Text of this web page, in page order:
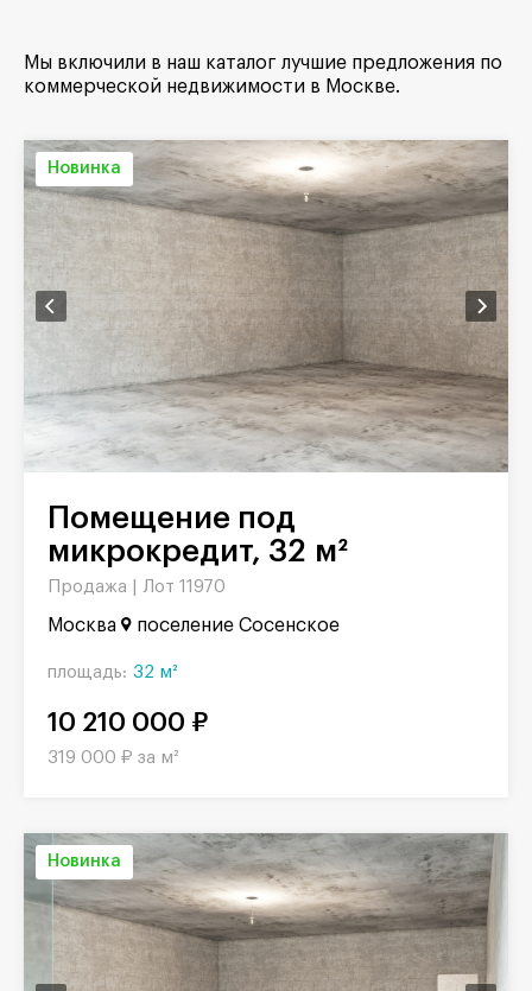
Мы включили в наш каталог лучшие предложения по
коммерческой недвижимости в Москве.
Новинка
Помещение под
микрокредит, 32 м²
Продажа | Лот 11970
Москва поселение Сосенское
площадь: 32 м²
10 210 000 ₽
319 000 ₽ за м²
Новинка